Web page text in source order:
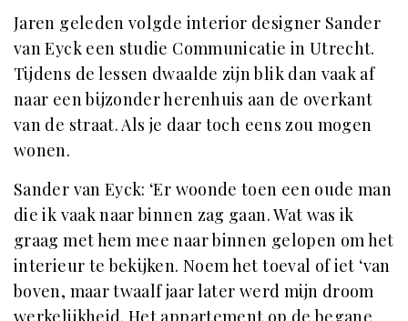
Jaren geleden volgde interior designer Sander
van Eyck een studie Communicatie in Utrecht.
Tijdens de lessen dwaalde zijn blik dan vaak af
naar een bijzonder herenhuis aan de overkant
van de straat. Als je daar toch eens zou mogen
wonen.
Sander van Eyck: ‘Er woonde toen een oude man
die ik vaak naar binnen zag gaan. Wat was ik
graag met hem mee naar binnen gelopen om het
interieur te bekijken. Noem het toeval of iet ‘van
boven, maar twaalf jaar later werd mijn droom
werkelijkheid. Het appartement op de begane